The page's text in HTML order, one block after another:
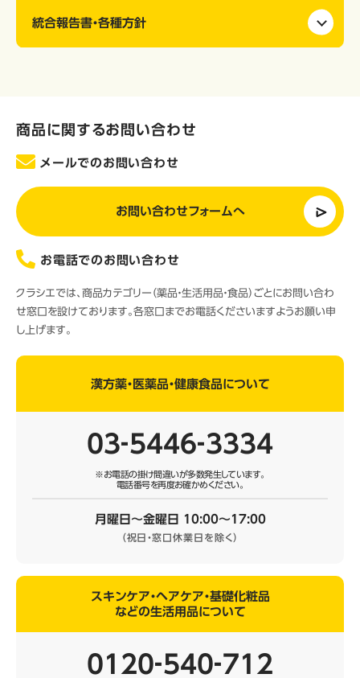
統合報告書・各種方針
商品に関するお問い合わせ
メールでのお問い合わせ
お問い合わせフォームへ
お電話でのお問い合わせ
クラシエでは、商品カテゴリー（薬品・生活用品・食品）ごとにお問い合わ
せ窓口を設けております。各窓口までお電話くださいますようお願い申
し上げます。
漢方薬・医薬品・健康食品について
03‐5446‐3334
※お電話の掛け間違いが多数発生しています。
電話番号を再度お確かめください。
月曜日～金曜日 10:00～17:00
（祝日・窓口休業日を除く）
スキンケア・ヘアケア・基礎化粧品
などの生活用品について
0120‐540‐712